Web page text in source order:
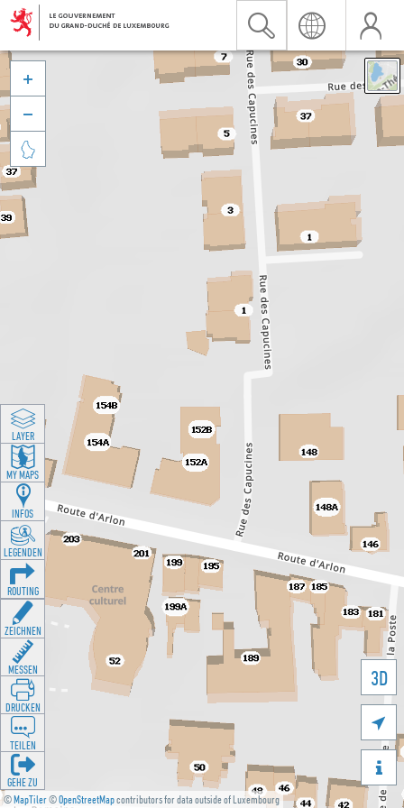
©MapTiler©OpenStreetMapcontributors for data outside of Luxembourg
3D





LAYER
MY MAPS
INFOS
LEGENDEN
ROUTING
ZEICHNEN
MESSEN
DRUCKEN
TEILEN
GEHE ZU